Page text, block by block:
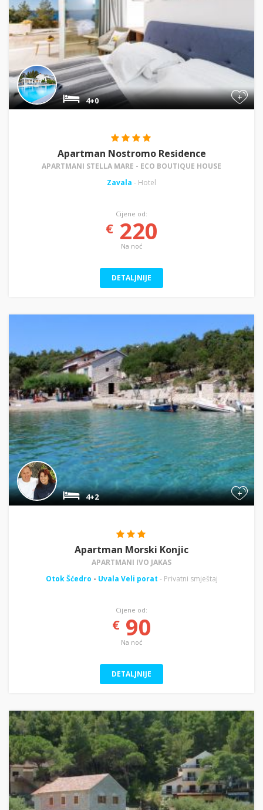
+
4+0
Apartman Nostromo Residence
APARTMANI STELLA MARE - ECO BOUTIQUE HOUSE
Zavala - Hotel
Cijene od:
€220
Na noć
DETALJNIJE
+
4+2
Apartman Morski Konjic
APARTMANI IVO JAKAS
Otok Šćedro - Uvala Veli porat - Privatni smještaj
Cijene od:
€90
Na noć
DETALJNIJE